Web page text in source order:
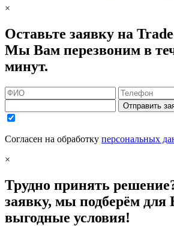
×
Оставьте заявку на
Мы Вам перезвоним в
минут.
Отправить
Согласен на обработку персональных
×
Трудно принять
заявку, мы подберём для
выгодные условия!